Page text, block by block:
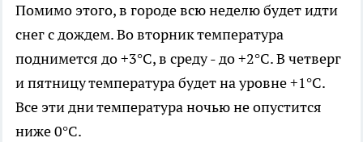
Помимо этого, в городе всю неделю будет идти
снег с дождем. Во вторник температура
поднимется до +3°C, в среду - до +2°C. В четверг
и пятницу температура будет на уровне +1°C.
Все эти дни температура ночью не опустится
ниже 0°C.